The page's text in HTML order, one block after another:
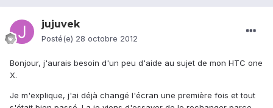
jujuvek
Posté(e) 28 octobre 2012
Bonjour, j'aurais besoin d'un peu d'aide au sujet de mon HTC one
X.
Je m'explique, j'ai déjà changé l'écran une première fois et tout